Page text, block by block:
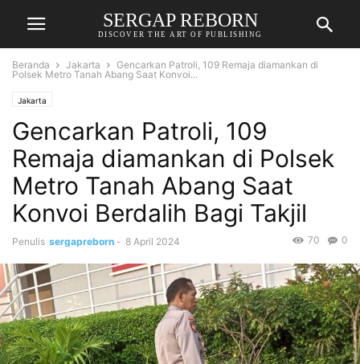
SERGAP REBORN
DISCOVER THE ART OF PUBLISHING
Beranda Jakarta
Gencarkan Patroli, 109 Remaja diamankan di
Polsek Metro Tanah Abang Saat Konvoi...
Jakarta
Gencarkan Patroli, 109
Remaja diamankan di Polsek
Metro Tanah Abang Saat
Konvoi Berdalih Bagi Takjil
Penulis sergapreborn - 8 April 2024 0
70